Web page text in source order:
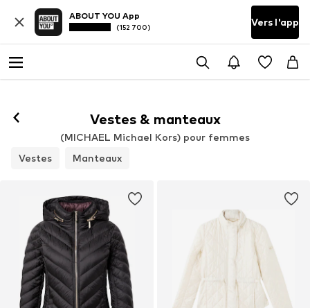
ABOUT YOU App
(152 700) Vers l'app
Vestes & manteaux
(MICHAEL Michael Kors) pour femmes
Vestes
Manteaux